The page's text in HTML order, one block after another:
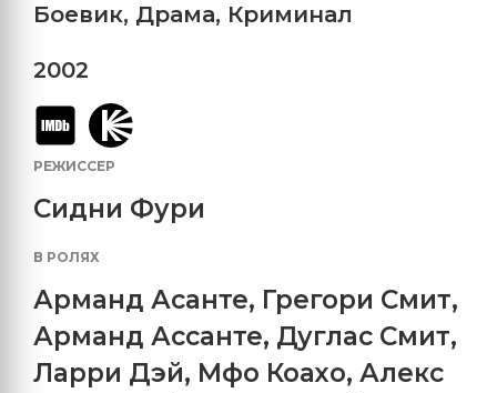
Боевик, Драма, Криминал
2002
РЕЖИССЕР
Сидни Фури
В РОЛЯХ
Арманд Асанте, Грегори Смит,
Арманд Ассанте, Дуглас Смит,
Ларри Дэй, Мфо Коахо, Алекс